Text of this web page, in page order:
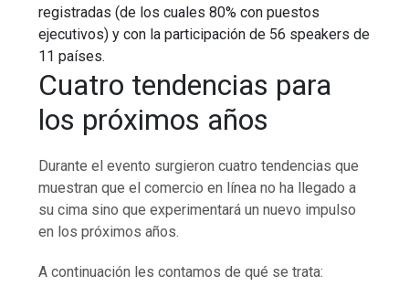
registradas (de los cuales 80% con puestos
ejecutivos) y con la participación de 56 speakers de
11 países.
Cuatro tendencias para
los próximos años
Durante el evento surgieron cuatro tendencias que
muestran que el comercio en línea no ha llegado a
su cima sino que experimentará un nuevo impulso
en los próximos años.
A continuación les contamos de qué se trata: